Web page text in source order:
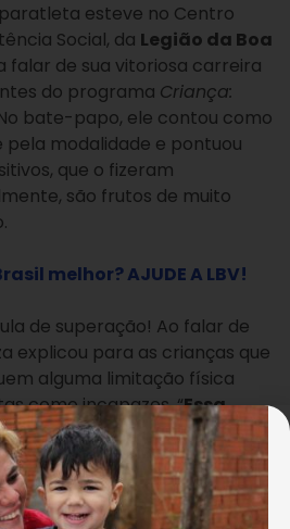
esteve no Centro
Social, da Legião da Boa
falar de sua vitoriosa carreira
do programa Criança:
bate-papo, ele contou como
pela modalidade e pontuou
que o fizeram
são frutos de muito
melhor? AJUDE A LBV!
de superação! Ao falar de
explicou para as crianças que
alguma limitação física
como incapazes. “Essa
me impediu de ser uma
outra qualquer”, reiterou.